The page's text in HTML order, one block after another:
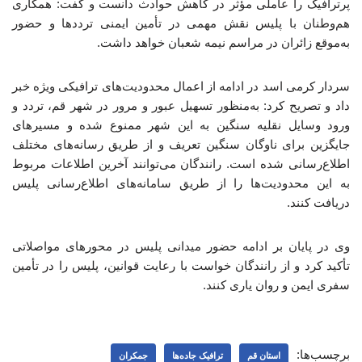
پرترافیک را عاملی مؤثر در کاهش حوادث دانست و گفت: همکاری
هم‌وطنان با پلیس نقش مهمی در تأمین ایمنی ترددها و حضور
به‌موقع زائران در مراسم نیمه شعبان خواهد داشت.
سردار کرمی اسد در ادامه از اعمال محدودیت‌های ترافیکی ویژه خبر
داد و تصریح کرد: به‌منظور تسهیل عبور و مرور در شهر قم، تردد و
ورود وسایل نقلیه سنگین به این شهر ممنوع شده و مسیرهای
جایگزین برای ناوگان سنگین تعریف و از طریق رسانه‌های مختلف
اطلاع‌رسانی شده است. رانندگان می‌توانند آخرین اطلاعات مربوط
به این محدودیت‌ها را از طریق سامانه‌های اطلاع‌رسانی پلیس
دریافت کنند.
وی در پایان بر ادامه حضور میدانی پلیس در محورهای مواصلاتی
تأکید کرد و از رانندگان خواست با رعایت قوانین، پلیس را در تأمین
سفری ایمن و روان یاری کنند.
برچسب‌ها: استان قم ترافیک جاده‌ها جمکران